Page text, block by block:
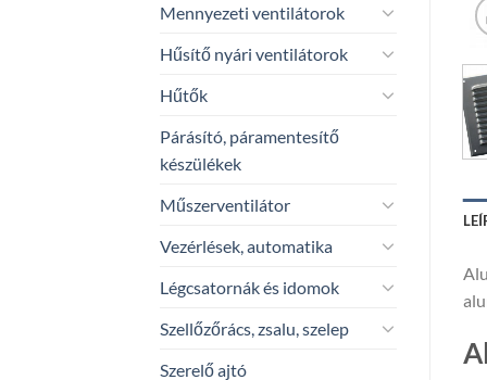
Mennyezeti ventilátorok
Hűsítő nyári ventilátorok
Hűtők
Párásító, páramentesítő
készülékek
Műszerventilátor
Vezérlések, automatika
Légcsatornák és idomok
Szellőzőrács, zsalu, szelep
Szerelő ajtó